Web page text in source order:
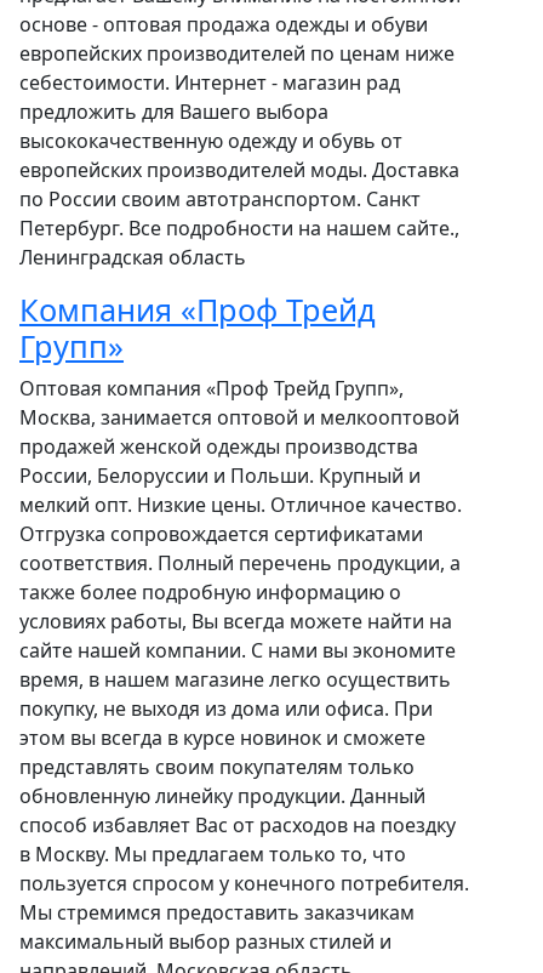
основе - оптовая продажа одежды и обуви
европейских производителей по ценам ниже
себестоимости. Интернет - магазин рад
предложить для Вашего выбора
высококачественную одежду и обувь от
европейских производителей моды. Доставка
по России своим автотранспортом. Санкт
Петербург. Все подробности на нашем сайте.,
Ленинградская область
Компания «Проф Трейд
Групп»
Оптовая компания «Проф Трейд Групп»,
Москва, занимается оптовой и мелкооптовой
продажей женской одежды производства
России, Белоруссии и Польши. Крупный и
мелкий опт. Низкие цены. Отличное качество.
Отгрузка сопровождается сертификатами
соответствия. Полный перечень продукции, а
также более подробную информацию о
условиях работы, Вы всегда можете найти на
сайте нашей компании. С нами вы экономите
время, в нашем магазине легко осуществить
покупку, не выходя из дома или офиса. При
этом вы всегда в курсе новинок и сможете
представлять своим покупателям только
обновленную линейку продукции. Данный
способ избавляет Вас от расходов на поездку
в Москву. Мы предлагаем только то, что
пользуется спросом у конечного потребителя.
Мы стремимся предоставить заказчикам
максимальный выбор разных стилей и